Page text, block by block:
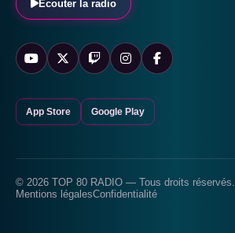
Écouter la radio
App Store Google Play
© 2026 TOP 80 RADIO — Tous droits réservés.
Mentions légalesConfidentialité